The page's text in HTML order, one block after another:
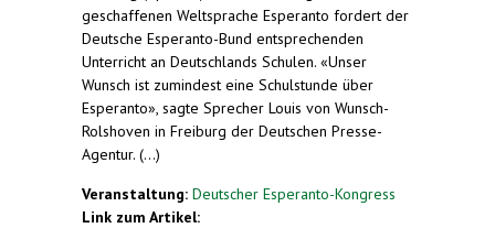
geschaffenen Weltsprache Esperanto fordert der
Deutsche Esperanto-Bund entsprechenden
Unterricht an Deutschlands Schulen. «Unser
Wunsch ist zumindest eine Schulstunde über
Esperanto», sagte Sprecher Louis von Wunsch-
Rolshoven in Freiburg der Deutschen Presse-
Agentur. (...)
Veranstaltung: Deutscher Esperanto-Kongress
Link zum Artikel: